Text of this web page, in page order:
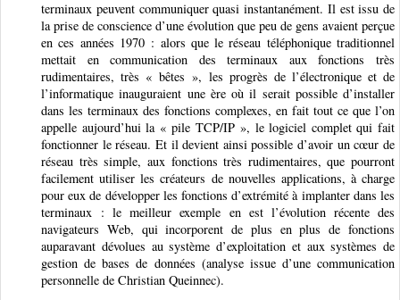
terminaux peuvent communiquer quasi instantanément. Il est issu de
la prise de conscience d’une évolution que peu de gens avaient perçue
en ces années 1970 : alors que le réseau téléphonique traditionnel
mettait en communication des terminaux aux fonctions très
rudimentaires, très « bêtes », les progrès de l’électronique et de
l’informatique inauguraient une ère où il serait possible d’installer
dans les terminaux des fonctions complexes, en fait tout ce que l’on
appelle aujourd’hui la « pile TCP/IP », le logiciel complet qui fait
fonctionner le réseau. Et il devient ainsi possible d’avoir un cœur de
réseau très simple, aux fonctions très rudimentaires, que pourront
facilement utiliser les créateurs de nouvelles applications, à charge
pour eux de développer les fonctions d’extrémité à implanter dans les
terminaux : le meilleur exemple en est l’évolution récente des
navigateurs Web, qui incorporent de plus en plus de fonctions
auparavant dévolues au système d’exploitation et aux systèmes de
gestion de bases de données (analyse issue d’une communication
personnelle de Christian Queinnec).